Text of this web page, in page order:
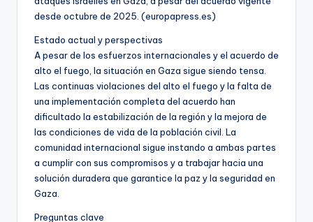
desde octubre de 2025. (europapress.es)
Estado actual y perspectivas
A pesar de los esfuerzos internacionales y el acuerdo de
alto el fuego, la situación en Gaza sigue siendo tensa.
Las continuas violaciones del alto el fuego y la falta de
una implementación completa del acuerdo han
dificultado la estabilización de la región y la mejora de
las condiciones de vida de la población civil. La
comunidad internacional sigue instando a ambas partes
a cumplir con sus compromisos y a trabajar hacia una
solución duradera que garantice la paz y la seguridad en
Gaza.
Preguntas clave